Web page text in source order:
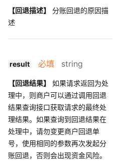
【回退描述】
分账回退的原因描
述
result 必填 string
【回退结果】
如果请求返回为处
理中，则商户可以通过调用回退
结果查询接口获取请求的最终处
理结果。如果查询到回退结果在
处理中，请勿变更商户回退单
号，使用相同的参数再次发起分
账回退，否则会出现资金风险。